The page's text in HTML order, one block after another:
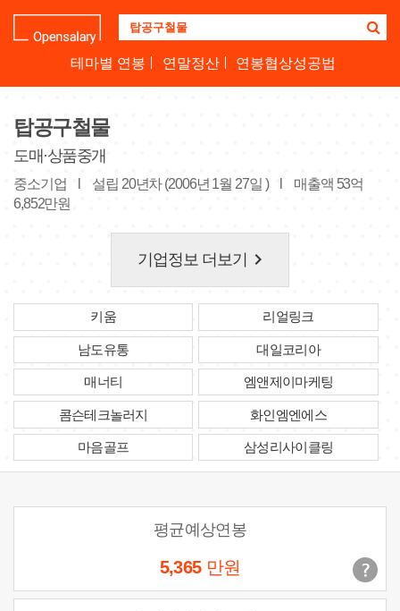
업
명
테마별 연봉 연말정산 연봉협상성공법
탑공구철물
도매·상품중개
중소기업 설립 20년차 (2006년 1월 27일 )
매출액 53억
6,852만원
기업정보 더보기 keyboard_arrow_right
키움 리얼링크
남도유통 대일코리아
매너티 엠앤제이마케팅
콤슨테크놀러지 화인엠엔에스
마음골프 삼성리사이클링
평균예상연봉
5,365 만원